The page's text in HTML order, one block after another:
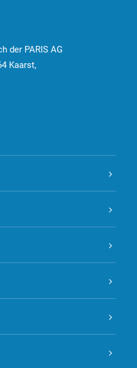
der PARIS AG
Kaarst,